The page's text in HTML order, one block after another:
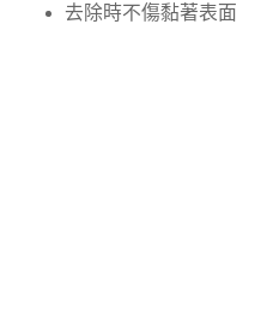
去除時不傷黏著表面